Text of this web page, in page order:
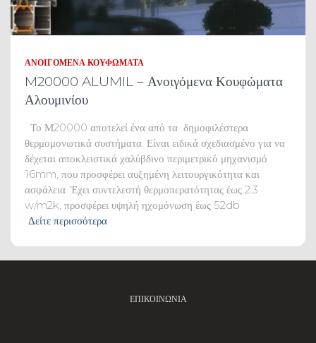
ΑΝΟΙΓΌΜΕΝΑ ΚΟΥΦΏΜΑΤΑ
M20000 ALUMIL – Ανοιγόμενα Κουφώματα
Αλουμινίου
Το Μ20000 αποτελεί ένα από τα δημοφιλέστερα
θερμομονωτικά συστήματα. Είναι ειδικά σχεδιασμένο για να
δέχεται αποκλειστικά χαλύβδινο περιμετρικό μηχανισμό
16mm, που προσφέρει αυξημένη λειτουργικότητα και
ασφάλεια. Έχει συντελεστή θερμοπερατότητας έως 2.3
w/m2k, προσφέρει υψηλή ηχομόνωση έως 52db
Δείτε περισσότερα
ΕΠΙΚΟΙΝΩΝΊΑ